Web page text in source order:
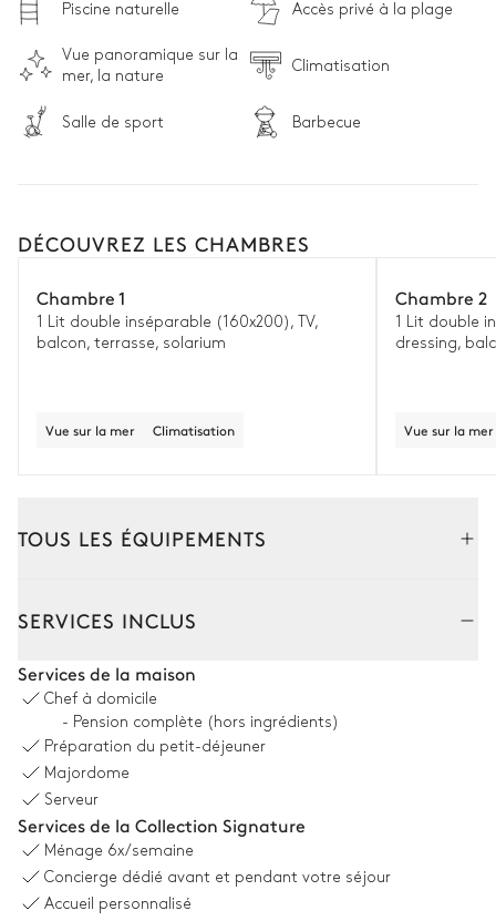
Piscine naturelle Accès privé à la plage
Vue panoramique sur la
mer, la nature
Climatisation
Salle de sport Barbecue
DÉCOUVREZ LES CHAMBRES
Chambre 1
1 Lit double inséparable (160x200), TV,
balcon, terrasse, solarium
Vue sur la mer Climatisation
Chambre 2
1 Lit double
dressing,
Vue sur la mer
TOUS LES ÉQUIPEMENTS
Non chauffée · Naturelle
profondeur = 0,4m / 2,3m
Douche extérieure
12 Transats
Espace dînatoire extérieur
Table
SERVICES INCLUS
Services de la maison
Chef à domicile
- Pension complète (hors ingrédients)
Préparation du petit-déjeuner
Majordome
Serveur
Services de la Collection Signature
Ménage 6x/semaine
Concierge dédié avant et pendant votre séjour
Accueil personnalisé